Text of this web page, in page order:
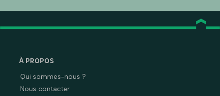
À PROPOS
Qui sommes-nous ?
Nous contacter